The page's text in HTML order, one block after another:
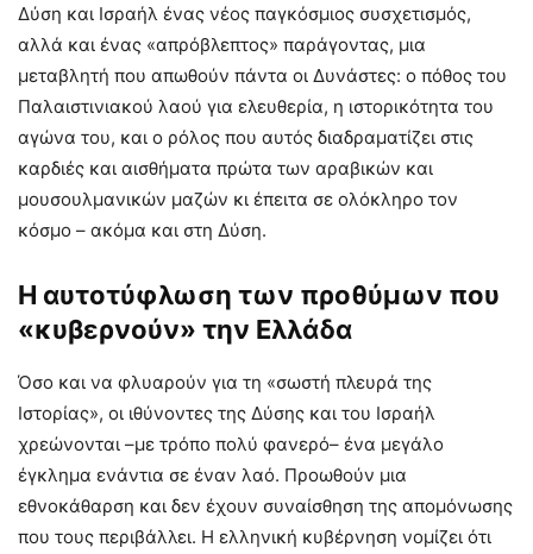
Δύση και Ισραήλ ένας νέος παγκόσμιος συσχετισμός,
αλλά και ένας «απρόβλεπτος» παράγοντας, μια
μεταβλητή που απωθούν πάντα οι Δυνάστες: ο πόθος του
Παλαιστινιακού λαού για ελευθερία, η ιστορικότητα του
αγώνα του, και ο ρόλος που αυτός διαδραματίζει στις
καρδιές και αισθήματα πρώτα των αραβικών και
μουσουλμανικών μαζών κι έπειτα σε ολόκληρο τον
κόσμο – ακόμα και στη Δύση.
Η αυτοτύφλωση των προθύμων που
«κυβερνούν» την Ελλάδα
Όσο και να φλυαρούν για τη «σωστή πλευρά της
Ιστορίας», οι ιθύνοντες της Δύσης και του Ισραήλ
χρεώνονται –με τρόπο πολύ φανερό– ένα μεγάλο
έγκλημα ενάντια σε έναν λαό. Προωθούν μια
εθνοκάθαρση και δεν έχουν συναίσθηση της απομόνωσης
που τους περιβάλλει. Η ελληνική κυβέρνηση νομίζει ότι